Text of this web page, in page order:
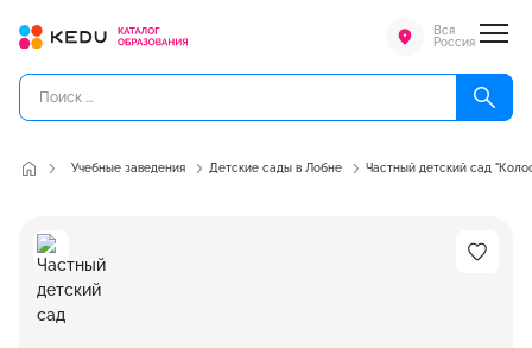
Вся
Россия
Учебные заведения Детские сады в Лобне Частный детский сад